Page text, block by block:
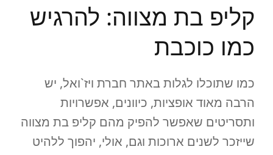
קליפ בת מצווה: להרגיש
כמו כוכבת
כמו שתוכלו לגלות באתר חברת ויז`ואל, יש
הרבה מאוד אופציות, כיוונים, אפשרויות
ותסריטים שאפשר להפיק מהם קליפ בת מצווה
שייזכר לשנים ארוכות וגם, אולי, יהפוך ללהיט